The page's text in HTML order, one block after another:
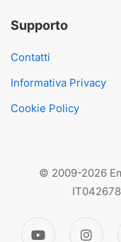
Supporto
Contatti
Informativa Privacy
Cookie Policy
© 2009-2026